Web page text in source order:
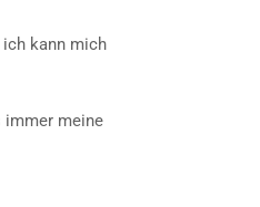
ich kann mich
immer meine